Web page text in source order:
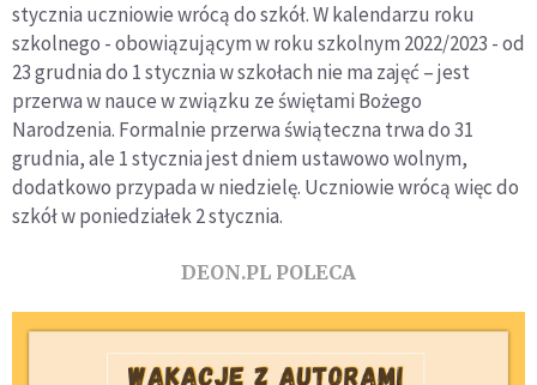
stycznia uczniowie wrócą do szkół. W kalendarzu roku
szkolnego - obowiązującym w roku szkolnym 2022/2023 - od
23 grudnia do 1 stycznia w szkołach nie ma zajęć – jest
przerwa w nauce w związku ze świętami Bożego
Narodzenia. Formalnie przerwa świąteczna trwa do 31
grudnia, ale 1 stycznia jest dniem ustawowo wolnym,
dodatkowo przypada w niedzielę. Uczniowie wrócą więc do
szkół w poniedziałek 2 stycznia.
DEON.PL POLECA